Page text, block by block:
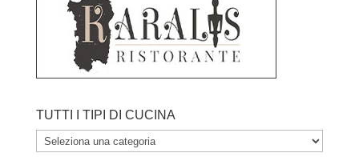
TUTTI I TIPI DI CUCINA
TUTTI